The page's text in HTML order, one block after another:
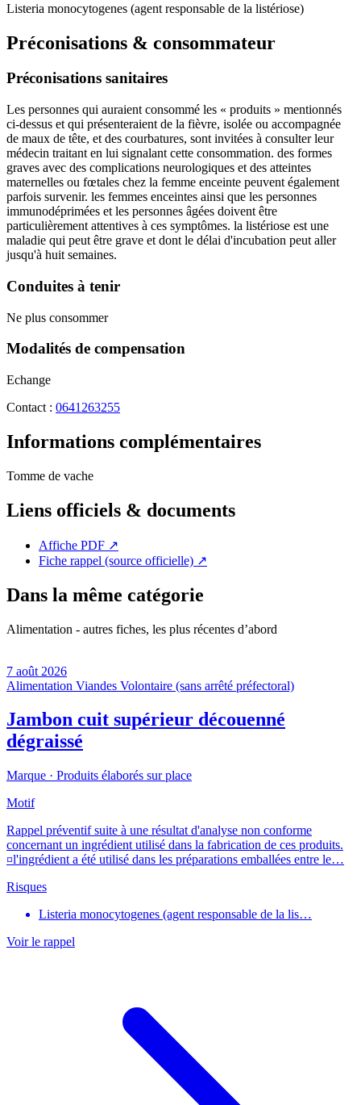
Listeria monocytogenes (agent responsable de la listériose)
Préconisations & consommateur
Préconisations sanitaires
Les personnes qui auraient consommé les « produits » mentionnés
ci-dessus et qui présenteraient de la fièvre, isolée ou accompagnée
de maux de tête, et des courbatures, sont invitées à consulter leur
médecin traitant en lui signalant cette consommation. des formes
graves avec des complications neurologiques et des atteintes
maternelles ou fœtales chez la femme enceinte peuvent également
parfois survenir. les femmes enceintes ainsi que les personnes
immunodéprimées et les personnes âgées doivent être
particulièrement attentives à ces symptômes. la listériose est une
maladie qui peut être grave et dont le délai d'incubation peut aller
jusqu'à huit semaines.
Conduites à tenir
Ne plus consommer
Modalités de compensation
Echange
Contact : 0641263255
Informations complémentaires
Tomme de vache
Liens officiels & documents
Affiche PDF ↗
Fiche rappel (source officielle) ↗
Dans la même catégorie
Alimentation - autres fiches, les plus récentes d’abord
7 août 2026
Alimentation Viandes Volontaire (sans arrêté préfectoral)
Jambon cuit supérieur découenné
dégraissé
Marque · Produits élaborés sur place
Motif
Rappel préventif suite à une résultat d'analyse non conforme
concernant un ingrédient utilisé dans la fabrication de ces produits.
¤l'ingrédient a été utilisé dans les préparations emballées entre le…
Risques
Listeria monocytogenes (agent responsable de la lis…
Voir le rappel